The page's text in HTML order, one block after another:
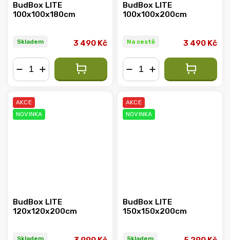
BudBox LITE
100x100x180cm
Skladem 3 490 Kč
BudBox LITE
100x100x200cm
Na cestě 3 490 Kč
AKCE
NOVINKA
BudBox LITE
120x120x200cm
Skladem
AKCE
NOVINKA
BudBox LITE
150x150x200cm
Skladem